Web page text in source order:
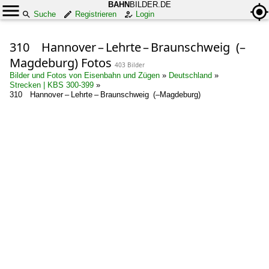
BAHN BILDER.DE
Suche
Registrieren Login
310 Hannover – Lehrte – Braunschweig (–
Magdeburg) Fotos 403 Bilder
Bilder und Fotos von Eisenbahn und Zügen » Deutschland »
Strecken | KBS 300-399 »
310 Hannover – Lehrte – Braunschweig (–Magdeburg)